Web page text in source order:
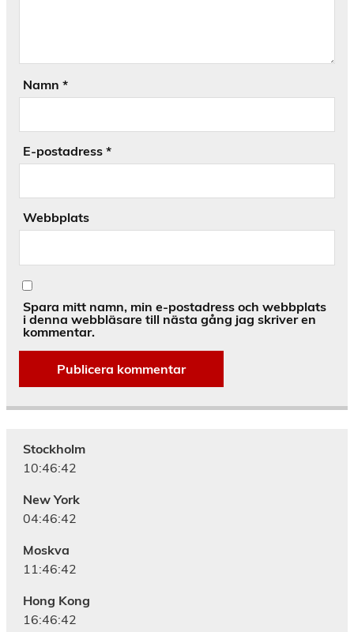
Namn *
E-postadress *
Webbplats
Spara mitt namn, min e-postadress och webbplats
i denna webbläsare till nästa gång jag skriver en
kommentar.
Alternative:
Stockholm
10:46:43
New York
04:46:43
Moskva
11:46:43
Hong Kong
16:46:43